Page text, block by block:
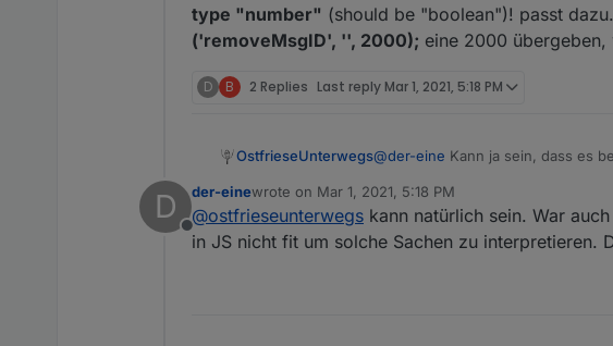
type "number" (should be "boolean")! passt
('removeMsgID', '', 2000); eine 2000
D B 2 Replies Last reply Mar 1, 2021, 5:18 PM
OstfrieseUnterwegs@der-eine Kann ja sein, dass es
has the wrong type "number"
this.setStateDelayed
wird.
D
Offline
der-einewrote on Mar 1, 2021, 5:18 PM
last edited by
@ostfrieseunterwegs kann natürlich sein. War
in JS nicht fit um solche Sachen zu interpretieren.